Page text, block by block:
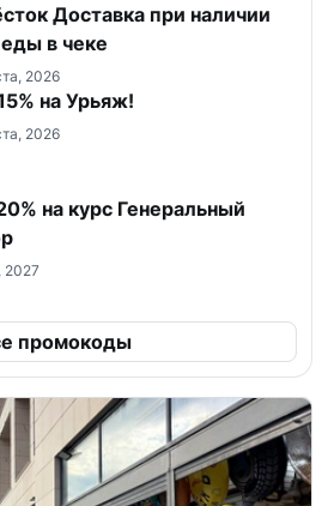
Доставка при наличии
в чеке
2026
на Урьяж!
2026
на курс Генеральный
2027
промокоды